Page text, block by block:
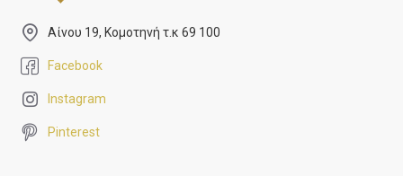
Αίνου 19, Κομοτηνή τ.κ 69 100
Facebook
Instagram
Pinterest